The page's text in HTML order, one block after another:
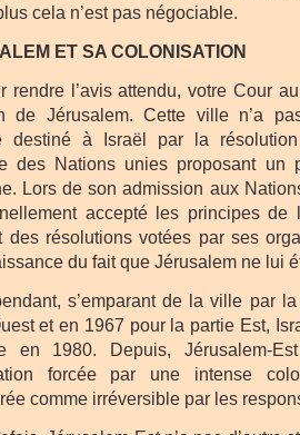
cela n’est pas négociable.
ET SA COLONISATION
rendre l’avis attendu, votre Cour
de Jérusalem. Cette ville n’a
destiné à Israël par la
des Nations unies proposant un
Lors de son admission aux
accepté les principes de
des résolutions votées par ses
du fait que Jérusalem ne lui
s’emparant de la ville par
et en 1967 pour la partie Est,
en 1980. Depuis, Jérusalem-
forcée par une intense
comme irréversible par les